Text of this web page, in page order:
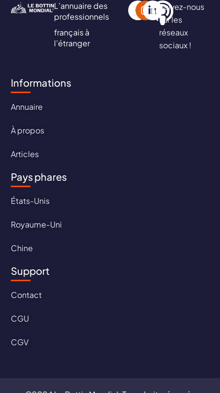
L’annuaire des
professionnels
français à
l’étranger
Suivez-nous
sur les
réseaux
sociaux !
Informations
Annuaire
À propos
Articles
Pays phares
États-Unis
Royaume-Uni
Chine
Support
Contact
CGU
CGV